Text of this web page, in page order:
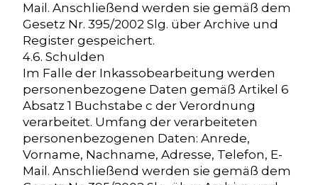
Mail. Anschließend werden sie gemäß dem
Gesetz Nr. 395/2002 Slg. über Archive und
Register gespeichert.
4.6. Schulden
Im Falle der Inkassobearbeitung werden
personenbezogene Daten gemäß Artikel 6
Absatz 1 Buchstabe c der Verordnung
verarbeitet. Umfang der verarbeiteten
personenbezogenen Daten: Anrede,
Vorname, Nachname, Adresse, Telefon, E-
Mail. Anschließend werden sie gemäß dem